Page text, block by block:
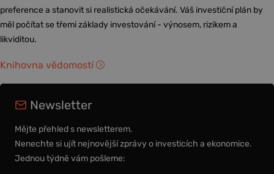
preference a stanovit si realistická očekávání. Váš investiční plán by
měl počítat se třemi základy investování - výnosem, rizikem a
likviditou.
Knihovna vědomostí
Newsletter
Mějte přehled s newsletterem.
Nenechte si ujít nejnovější zprávy o investicích a ekonomice.
Jednou týdně vám pošleme: